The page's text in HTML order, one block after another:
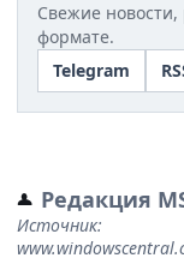
Свежие
формате.
Telegram
Редакция
Источник: